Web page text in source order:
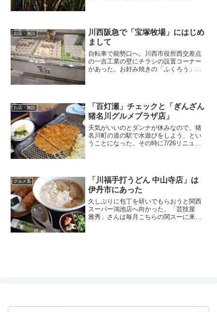
ちょっとあれなんで...
お店・施設
川西阪急で「宝塚牧場」にはじめ
まして
自転車で能勢口へ。川西市役所西交差点
の一吉工業の壁にチラシの設置コーナー
があった。お好み焼きの「ふくろう」さ
お店・施設
「百灯瀬」チェックと「ぎんざん
猪名川グルメプラザ店」
天気がいいのとダンナが休みなので、猪
名川町の道の駅で水遊びをしよう、とい
うことになった。その時に7/26リニュー
グルメ系
「川福手打うどん 中山寺店」は
伊丹市にあった
久しぶりに包丁を研いでもらおうと関西
スーパー鴻池店へ向かった。「芸技屋
雅秀」さんは毎月こちらの関スーに来る